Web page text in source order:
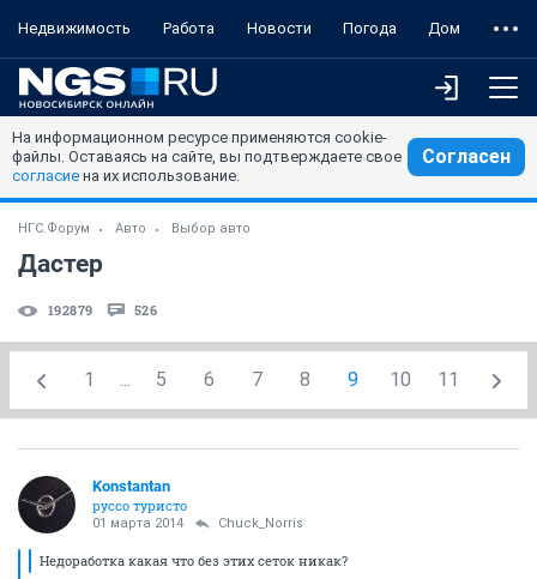
Недвижимость Работа Новости Погода Дом
На информационном ресурсе применяются cookie-
файлы. Оставаясь на сайте, вы подтверждаете свое
согласие на их использование.
Согласен
НГС.Форум Авто Выбор авто
Дастер
192879 526
1 ... 5 6 7 8 9 10 11
Konstantan
руссо туристо
01 марта 2014 Chuck_Norris
Недоработка какая что без этих сеток никак?